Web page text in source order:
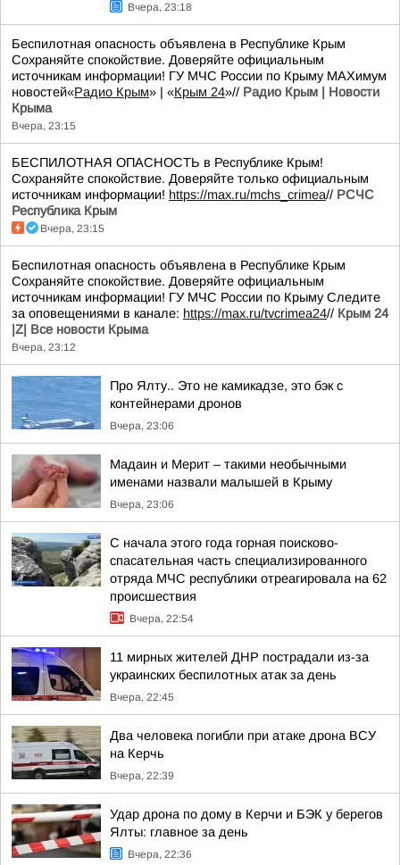
Вчера, 23:18
Беспилотная опасность объявлена в Республике Крым
Сохраняйте спокойствие. Доверяйте официальным
источникам информации! ГУ МЧС России по Крыму MAXимум
новостей«Радио Крым» | «Крым 24»// Радио Крым | Новости
Крыма
Вчера, 23:15
БЕСПИЛОТНАЯ ОПАСНОСТЬ в Республике Крым!
Сохраняйте спокойствие. Доверяйте только официальным
источникам информации! https://max.ru/mchs_crimea// РСЧС
Республика Крым
Вчера, 23:15
Беспилотная опасность объявлена в Республике Крым
Сохраняйте спокойствие. Доверяйте официальным
источникам информации! ГУ МЧС России по Крыму Следите
за оповещениями в канале: https://max.ru/tvcrimea24// Крым 24
|Z| Все новости Крыма
Вчера, 23:12
Про Ялту.. Это не камикадзе, это бэк с
контейнерами дронов
Вчера, 23:06
Мадаин и Мерит – такими необычными
именами назвали малышей в Крыму
Вчера, 23:06
С начала этого года горная поисково-
спасательная часть специализированного
отряда МЧС республики отреагировала на 62
происшествия
Вчера, 22:54
11 мирных жителей ДНР пострадали из-за
украинских беспилотных атак за день
Вчера, 22:45
Два человека погибли при атаке дрона ВСУ
на Керчь
Вчера, 22:39
Удар дрона по дому в Керчи и БЭК у берегов
Ялты: главное за день
Вчера, 22:36